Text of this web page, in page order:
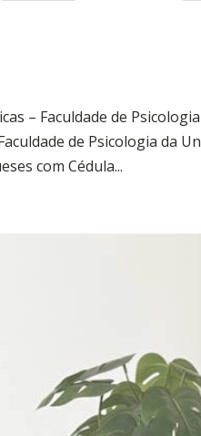
– Faculdade de
de Psicologia da
com Cédula...